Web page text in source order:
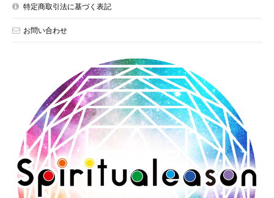
特定商取引法に基づく表記
お問い合わせ